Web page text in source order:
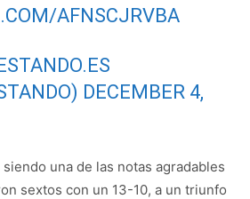
AFNSCJRVBA
DECEMBER 4,
una de las notas agradables
sextos con un 13-10, a un triunfo